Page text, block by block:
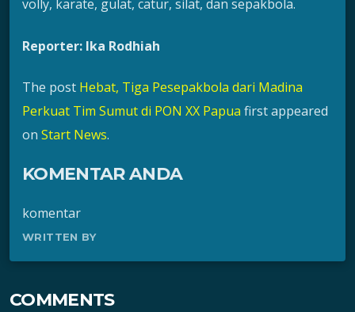
volly, karate, gulat, catur, silat, dan sepakbola.
Reporter: Ika Rodhiah
The post Hebat, Tiga Pesepakbola dari Madina
Perkuat Tim Sumut di PON XX Papua first appeared
on Start News.
KOMENTAR ANDA
komentar
WRITTEN BY
COMMENTS